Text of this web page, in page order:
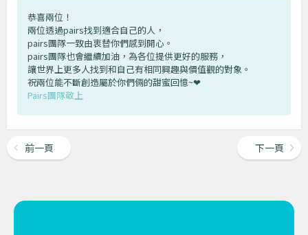
恭喜兩位！
兩位透過pairs找到適合自己的人，
pairs團隊一致由衷替你們感到開心。
pairs團隊也會繼續加油，為各位提供更好的服務，
讓世界上更多人找到和自己有相同興趣與價值觀的對象。
祝兩位能不斷創造屬於你們倆的甜蜜回憶~❤︎
Pairs團隊敬上
前一頁 下一頁